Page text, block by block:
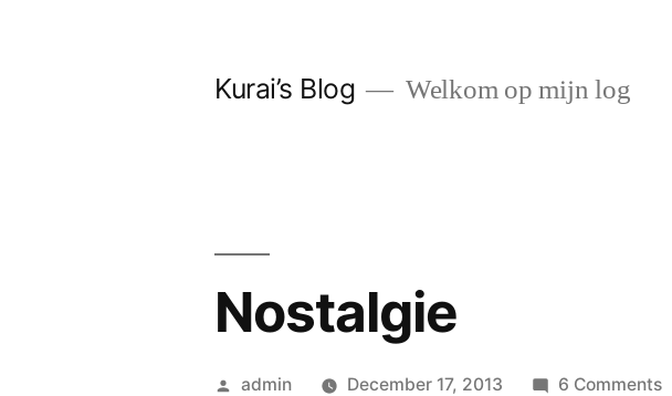
Kurai’s Blog Welkom op mijn log
Nostalgie
Posted
admin December 17, 2013 6 Commentson